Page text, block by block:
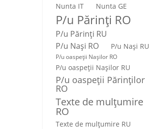
Nunta IT Nunta GE
P/u Părinți RO
P/u Părinți RU
P/u Nași RO
P/u Nași RU
P/u oaspeții Nașilor RO
P/u oaspeții Nașilor RU
P/u oaspeţii Părinţilor
RO
Texte de mulţumire
RO
Texte de mulţumire RU